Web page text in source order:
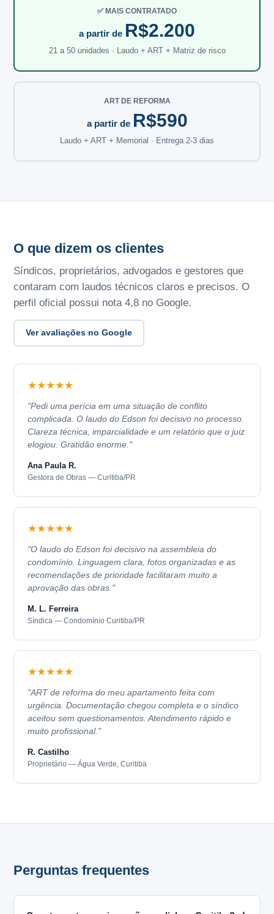
✅ MAIS CONTRATADO
a partir de R$2.200
21 a 50 unidades · Laudo + ART + Matriz de risco
ART DE REFORMA
a partir de R$590
Laudo + ART + Memorial · Entrega 2-3 dias
O que dizem os clientes
Síndicos, proprietários, advogados e gestores que
contaram com laudos técnicos claros e precisos. O
perfil oficial possui nota 4,8 no Google.
Ver avaliações no Google
★★★★★
"Pedi uma perícia em uma situação de conflito
complicada. O laudo do Edson foi decisivo no processo.
Clareza técnica, imparcialidade e um relatório que o juiz
elogiou. Gratidão enorme."
Ana Paula R.
Gestora de Obras — Curitiba/PR
★★★★★
"O laudo do Edson foi decisivo na assembleia do
condomínio. Linguagem clara, fotos organizadas e as
recomendações de prioridade facilitaram muito a
aprovação das obras."
M. L. Ferreira
Síndica — Condomínio Curitiba/PR
★★★★★
"ART de reforma do meu apartamento feita com
urgência. Documentação chegou completa e o síndico
aceitou sem questionamentos. Atendimento rápido e
muito profissional."
R. Castilho
Proprietário — Água Verde, Curitiba
Perguntas frequentes